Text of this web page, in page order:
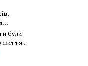
були
життя...